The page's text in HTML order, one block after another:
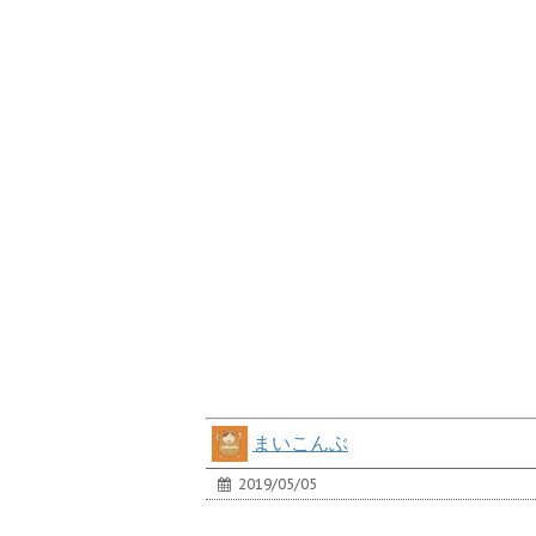
まいこんぶ
2019/05/05